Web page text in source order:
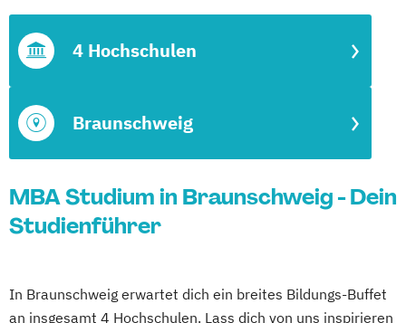
Braunschweig
4 Hochschulen
MBA Studium in Braunschweig - Dein
Studienführer
In Braunschweig erwartet dich ein breites Bildungs-Buffet
an insgesamt 4 Hochschulen. Lass dich von uns inspirieren